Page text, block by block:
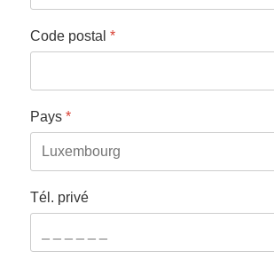
Code postal*
Pays*
Tél. privé